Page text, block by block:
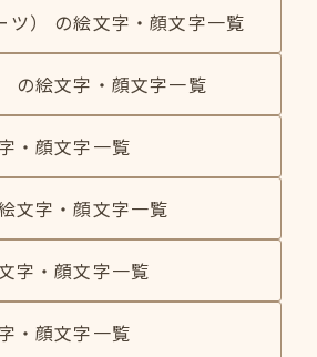
ツ） の絵文字・顔文字一覧
の絵文字・顔文字一覧
・顔文字一覧
文字・顔文字一覧
字・顔文字一覧
・顔文字一覧